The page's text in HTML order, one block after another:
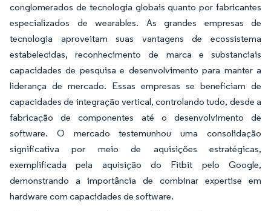
conglomerados de tecnologia globais quanto por fabricantes
especializados de wearables. As grandes empresas de
tecnologia aproveitam suas vantagens de ecossistema
estabelecidas, reconhecimento de marca e substanciais
capacidades de pesquisa e desenvolvimento para manter a
liderança de mercado. Essas empresas se beneficiam de
capacidades de integração vertical, controlando tudo, desde a
fabricação de componentes até o desenvolvimento de
software. O mercado testemunhou uma consolidação
significativa por meio de aquisições estratégicas,
exemplificada pela aquisição do Fitbit pelo Google,
demonstrando a importância de combinar expertise em
hardware com capacidades de software.